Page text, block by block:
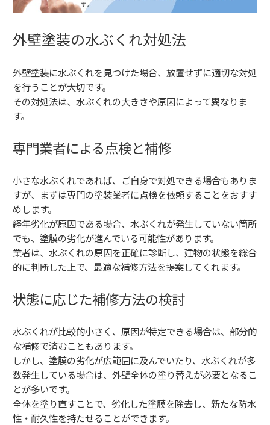
外壁塗装の水ぶくれ対処法
外壁塗装に水ぶくれを見つけた場合、放置せずに適切な対処
を行うことが大切です。
その対処法は、水ぶくれの大きさや原因によって異なりま
す。
専門業者による点検と補修
小さな水ぶくれであれば、ご自身で対処できる場合もありま
すが、まずは専門の塗装業者に点検を依頼することをおすす
めします。
経年劣化が原因である場合、水ぶくれが発生していない箇所
でも、塗膜の劣化が進んでいる可能性があります。
業者は、水ぶくれの原因を正確に診断し、建物の状態を総合
的に判断した上で、最適な補修方法を提案してくれます。
状態に応じた補修方法の検討
水ぶくれが比較的小さく、原因が特定できる場合は、部分的
な補修で済むこともあります。
しかし、塗膜の劣化が広範囲に及んでいたり、水ぶくれが多
数発生している場合は、外壁全体の塗り替えが必要となるこ
とが多いです。
全体を塗り直すことで、劣化した塗膜を除去し、新たな防水
性・耐久性を持たせることができます。